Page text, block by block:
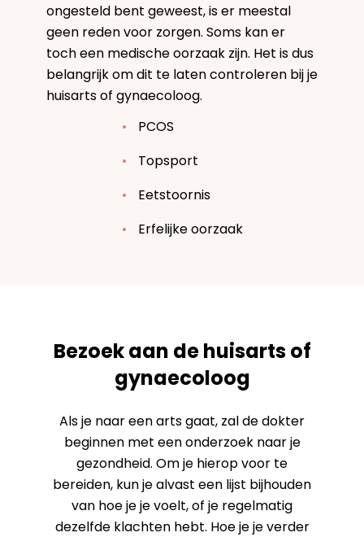
ongesteld bent geweest, is er meestal
geen reden voor zorgen. Soms kan er
toch een medische oorzaak zijn. Het is dus
belangrijk om dit te laten controleren bij je
huisarts of gynaecoloog.
PCOS
Topsport
Eetstoornis
Erfelijke oorzaak
Bezoek aan de huisarts of
gynaecoloog
Als je naar een arts gaat, zal de dokter
beginnen met een onderzoek naar je
gezondheid. Om je hierop voor te
bereiden, kun je alvast een lijst bijhouden
van hoe je je voelt, of je regelmatig
dezelfde klachten hebt. Hoe je je verder